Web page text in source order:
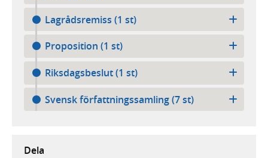
Lagrådsremiss (1 st)
Proposition (1 st)
Riksdagsbeslut (1 st)
Svensk författningssamling (7 st)
Dela